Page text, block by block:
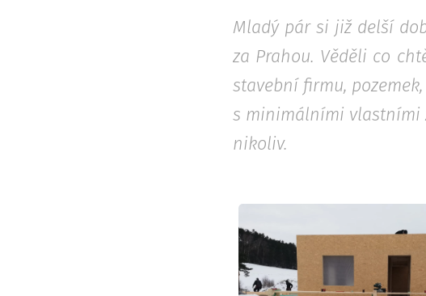
Mladý pár si již delší
za Prahou. Věděli co
stavební firmu,
s minimálními vlastními
nikoliv.